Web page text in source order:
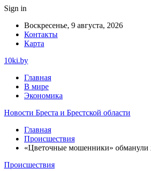
Sign in
Воскресенье, 9 августа, 2026
Контакты
Карта
10ki.by
Главная
В мире
Экономика
Новости Бреста и Брестской области
Главная
Происшествия
«Цветочные мошенники» обманули
Происшествия